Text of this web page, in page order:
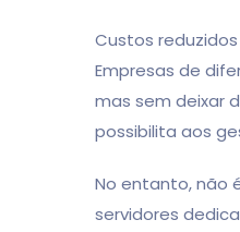
Custos
Empresas de
mas sem deixar
possibilita aos
No entanto, não
servidores